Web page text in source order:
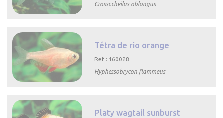
Crossocheilus oblongus
Tétra de rio orange
Ref : 160028
Hyphessobrycon flammeus
Platy wagtail sunburst